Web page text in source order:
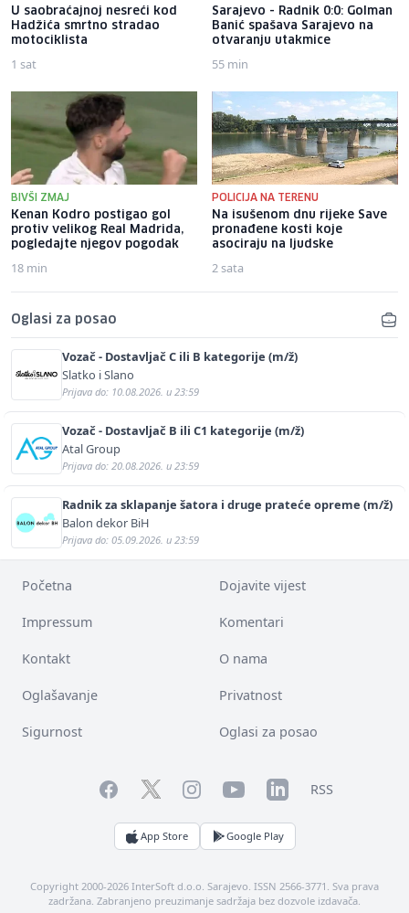
U saobraćajnoj nesreći kod
Hadžića smrtno stradao
motociklista
1 sat
Sarajevo - Radnik 0:0: Golman
Banić spašava Sarajevo na
otvaranju utakmice
55 min
BIVŠI ZMAJ
Kenan Kodro postigao gol
protiv velikog Real Madrida,
pogledajte njegov pogodak
18 min
POLICIJA NA TERENU
Na isušenom dnu rijeke Save
pronađene kosti koje
asociraju na ljudske
2 sata
Oglasi za posao
Vozač - Dostavljač C ili B kategorije (m/ž)
Slatko i Slano
Prijava do: 10.08.2026. u 23:59
Vozač - Dostavljač B ili C1 kategorije (m/ž)
Atal Group
Prijava do: 20.08.2026. u 23:59
Radnik za sklapanje šatora i druge prateće opreme (m/ž)
Balon dekor BiH
Prijava do: 05.09.2026. u 23:59
Početna Dojavite vijest
Impressum Komentari
Kontakt O nama
Oglašavanje Privatnost
Sigurnost Oglasi za posao
FacebookTwitterInstagramYouTubeLinkedInRSS
App Store Google Play
Copyright 2000-2026 InterSoft d.o.o. Sarajevo. ISSN 2566-3771. Sva prava
zadržana. Zabranjeno preuzimanje sadržaja bez dozvole izdavača.